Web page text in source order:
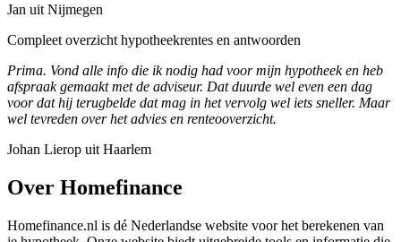
Jan uit Nijmegen
Compleet overzicht hypotheekrentes en antwoorden
Prima. Vond alle info die ik nodig had voor mijn hypotheek en heb
afspraak gemaakt met de adviseur. Dat duurde wel even een dag
voor dat hij terugbelde dat mag in het vervolg wel iets sneller. Maar
wel tevreden over het advies en renteooverzicht.
Johan Lierop uit Haarlem
Over Homefinance
Homefinance.nl is dé Nederlandse website voor het berekenen van